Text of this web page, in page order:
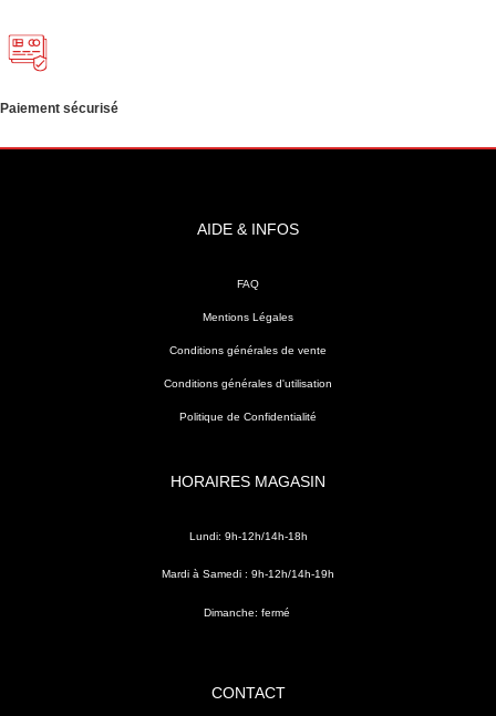
Paiement sécurisé
AIDE & INFOS
FAQ
Mentions Légales
Conditions générales de vente
Conditions générales d'utilisation
Politique de Confidentialité
HORAIRES MAGASIN
Lundi: 9h-12h/14h-18h
Mardi à Samedi : 9h-12h/14h-19h
Dimanche: fermé
CONTACT